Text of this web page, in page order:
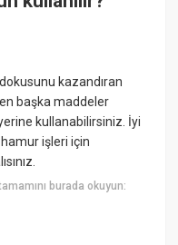
kazandıran
başka maddeler
kullanabilirsiniz. İyi
işleri için
burada okuyun: